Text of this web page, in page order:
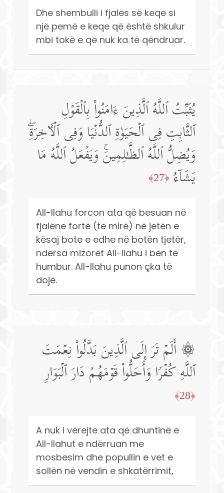
Dhe shembulli i fjalës së keqe si
një pemë e keqe që është shkulur
mbi tokë e që nuk ka të qëndruar.
یُثَبِّتُ ٱللَّهُ ٱلَّذِینَ ءَامَنُوا۟ بِٱلۡقَوۡلِ
ٱلثَّابِتِ فِی ٱلۡحَیَوٰةِ ٱلدُّنۡیَا وَفِی ٱلۡـَٔاخِرَةِۖ
وَیُضِلُّ ٱللَّهُ ٱلظَّـٰلِمِینَۚ وَیَفۡعَلُ ٱللَّهُ مَا
یَشَاۤءُ ﴿27﴾
All-llahu forcon ata që besuan në
fjalëne fortë (të mirë) në jetën e
kësaj bote e edhe në botën tjetër,
ndërsa mizorët All-llahu i bën të
humbur. All-llahu punon çka të
dojë.
۞ أَلَمۡ تَرَ إِلَى ٱلَّذِینَ بَدَّلُوا۟ نِعۡمَتَ
ٱللَّهِ كُفۡرࣰا وَأَحَلُّوا۟ قَوۡمَهُمۡ دَارَ ٱلۡبَوَارِ
﴿28﴾
A nuk i vërejte ata që dhuntinë e
All-llahut e ndërruan me
mosbesim dhe popullin e vet e
sollën në vendin e shkatërrimit,